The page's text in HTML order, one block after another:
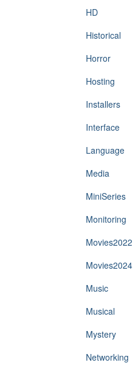
HD
Historical
Horror
Hosting
Installers
Interface
Language
Media
MiniSeries
Monitoring
Movies2022
Movies2024
Music
Musical
Mystery
Networking